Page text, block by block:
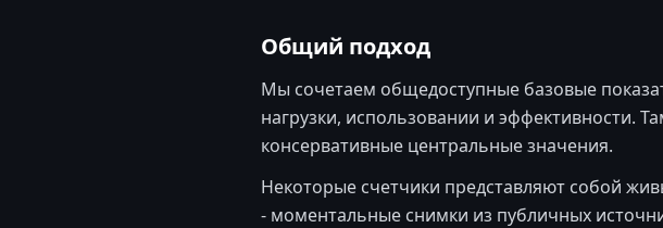
Общий подход
Мы сочетаем общедоступные базовые
нагрузки, использовании и эффективности.
консервативные центральные значения.
Некоторые счетчики представляют собой
- моментальные снимки из публичных